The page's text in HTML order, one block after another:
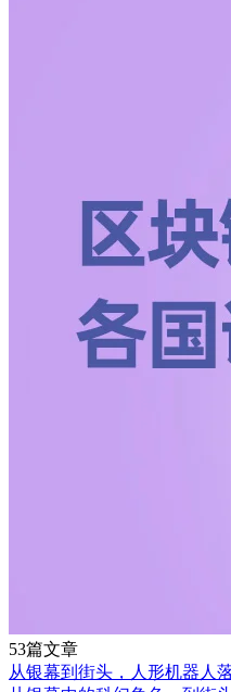
53篇文章
从银幕到街头，人形机器人